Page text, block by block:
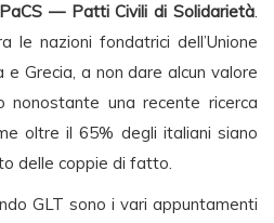
PaCS — Patti Civili di Solidarietà.
le nazioni fondatrici dell’Unione
e Grecia, a non dare alcun valore
nonostante una recente ricerca
oltre il 65% degli italiani siano
delle coppie di fatto.
GLT sono i vari appuntamenti